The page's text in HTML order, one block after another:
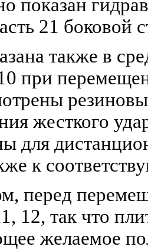
показан
21 боковой
также в
при
жесткого
для
к
перед
12, так что
желаемое